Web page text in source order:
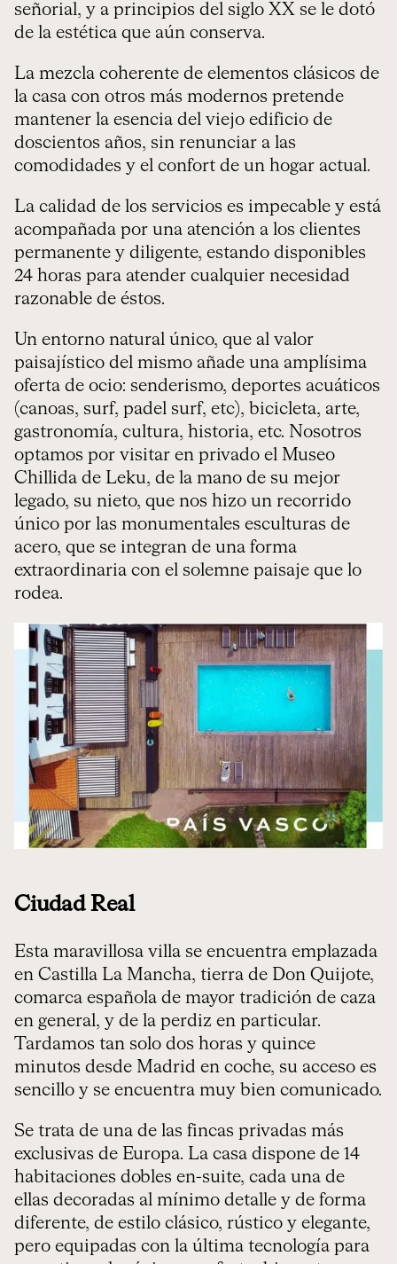
señorial, y a principios del siglo XX se le dotó
de la estética que aún conserva.
La mezcla coherente de elementos clásicos de
la casa con otros más modernos pretende
mantener la esencia del viejo edificio de
doscientos años, sin renunciar a las
comodidades y el confort de un hogar actual.
La calidad de los servicios es impecable y está
acompañada por una atención a los clientes
permanente y diligente, estando disponibles
24 horas para atender cualquier necesidad
razonable de éstos.
Un entorno natural único, que al valor
paisajístico del mismo añade una amplísima
oferta de ocio: senderismo, deportes acuáticos
(canoas, surf, padel surf, etc), bicicleta, arte,
gastronomía, cultura, historia, etc. Nosotros
optamos por visitar en privado el Museo
Chillida de Leku, de la mano de su mejor
legado, su nieto, que nos hizo un recorrido
único por las monumentales esculturas de
acero, que se integran de una forma
extraordinaria con el solemne paisaje que lo
rodea.
Ciudad Real
Esta maravillosa villa se encuentra emplazada
en Castilla La Mancha, tierra de Don Quijote,
comarca española de mayor tradición de caza
en general, y de la perdiz en particular.
Tardamos tan solo dos horas y quince
minutos desde Madrid en coche, su acceso es
sencillo y se encuentra muy bien comunicado.
Se trata de una de las fincas privadas más
exclusivas de Europa. La casa dispone de 14
habitaciones dobles en-suite, cada una de
ellas decoradas al mínimo detalle y de forma
diferente, de estilo clásico, rústico y elegante,
pero equipadas con la última tecnología para